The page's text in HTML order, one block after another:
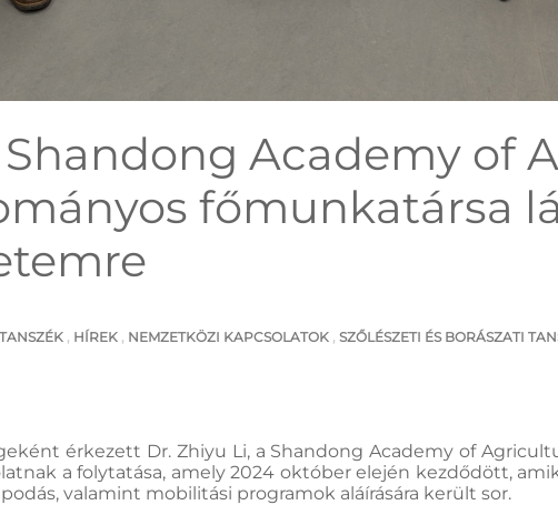
Shandong Academy of
főmunkatársa
, HÍREK , NEMZETKÖZI KAPCSOLATOK , SZŐLÉSZETI ÉS BORÁSZATI
érkezett Dr. Zhiyu Li, a Shandong Academy of
a folytatása, amely 2024 október elején kezdődött,
valamint mobilitási programok aláírására került sor.